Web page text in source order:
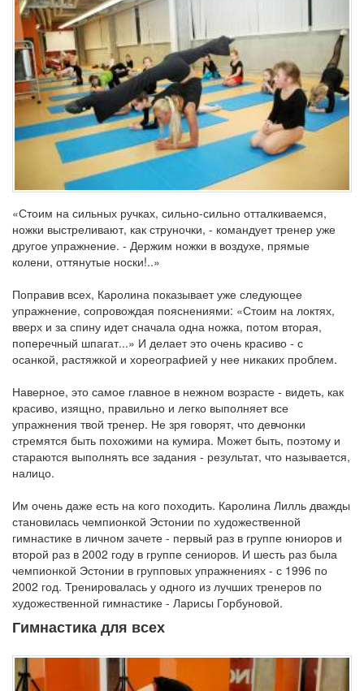
«Стоим на сильных ручках, сильно-сильно отталкиваемся,
ножки выстреливают, как струночки, - командует тренер уже
другое упражнение. - Держим ножки в воздухе, прямые
колени, оттянутые носки!..»
Поправив всех, Каролина показывает уже следующее
упражнение, сопровождая пояснениями: «Стоим на локтях,
вверх и за спину идет сначала одна ножка, потом вторая,
поперечный шпагат...» И делает это очень красиво - с
осанкой, растяжкой и хореографией у нее никаких проблем.
Наверное, это самое главное в нежном возрасте - видеть, как
красиво, изящно, правильно и легко выполняет все
упражнения твой тренер. Не зря говорят, что девчонки
стремятся быть похожими на кумира. Может быть, поэтому и
стараются выполнять все задания - результат, что называется,
налицо.
Им очень даже есть на кого походить. Каролина Лилль дважды
становилась чемпионкой Эстонии по художественной
гимнастике в личном зачете - первый раз в группе юниоров и
второй раз в 2002 году в группе сениоров. И шесть раз была
чемпионкой Эстонии в групповых упражнениях - с 1996 по
2002 год. Тренировалась у одного из лучших тренеров по
художественной гимнастике - Ларисы Горбуновой.
Гимнастика для всех